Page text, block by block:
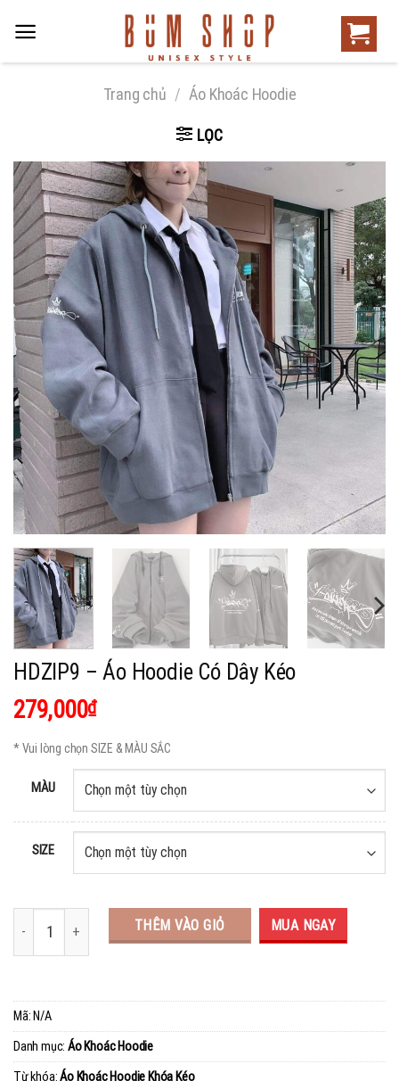
Trang chủ / Áo Khoác Hoodie
LỌC
HDZIP9 – Áo Hoodie Có Dây Kéo
279,000₫
* Vui lòng chọn SIZE & MÀU SẮC
MÀU
SIZE
THÊM VÀO GIỎ MUA NGAY
Mã: N/A
Danh mục: Áo Khoác Hoodie
Từ khóa:Áo Khoác Hoodie Khóa Kéo